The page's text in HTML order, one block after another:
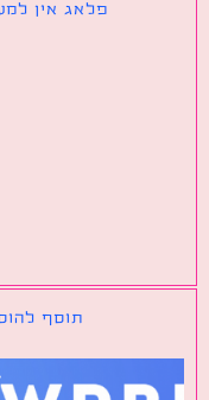
פלאג אין למעבר
תוסף להוספה